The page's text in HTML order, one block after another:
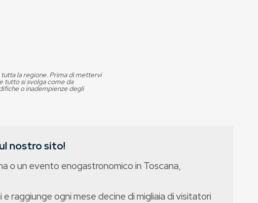
la regione. Prima di mettervi
tutto si svolga come da
o inadempienze degli
nostro sito!
o un evento enogastronomico in Toscana,
raggiunge ogni mese decine di migliaia di visitatori